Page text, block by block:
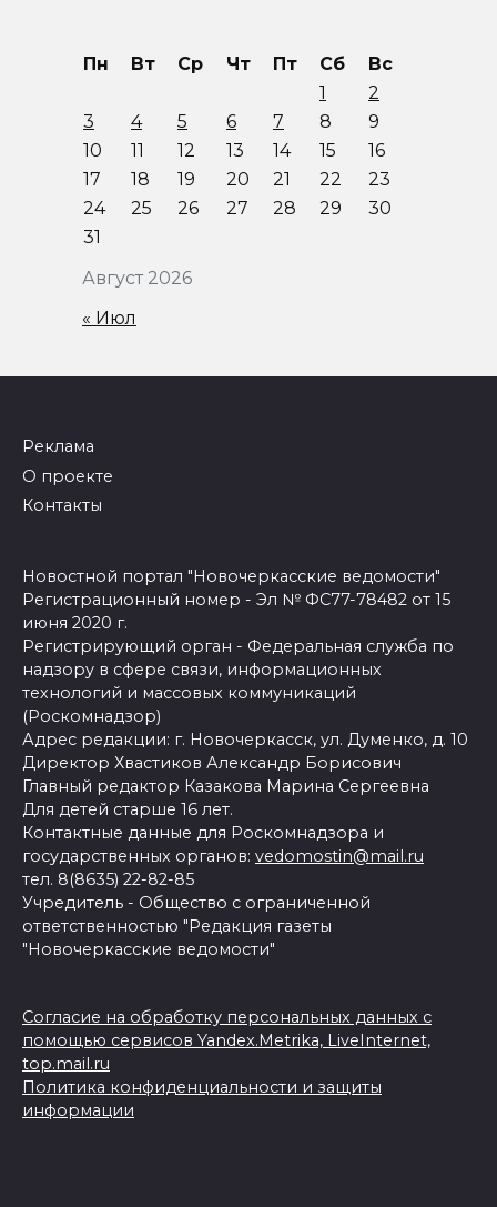
Август 2026
Пн Вт Ср Чт Пт Сб
Вс
1
2
3
4 5 6 7 8
9
10
11 12 13 14 15
16
17
18 19 20 21 22
23
24
25 26 27 28 29
30
31
« Июл
Реклама
О проекте
Контакты
Новостной портал "Новочеркасские ведомости"
Регистрационный номер - Эл № ФС77-78482 от 15
июня 2020 г.
Регистрирующий орган - Федеральная служба по
надзору в сфере связи, информационных
технологий и массовых коммуникаций
(Роскомнадзор)
Адрес редакции: г. Новочеркасск, ул. Думенко, д. 10
Директор Хвастиков Александр Борисович
Главный редактор Казакова Марина Сергеевна
Для детей старше 16 лет.
Контактные данные для Роскомнадзора и
государственных органов: vedomostin@mail.ru
тел. 8(8635) 22-82-85
Учредитель - Общество с ограниченной
ответственностью "Редакция газеты
"Новочеркасские ведомости"
Согласие на обработку персональных данных с
помощью сервисов Yandex.Metrika, LiveInternet,
top.mail.ru
Политика конфиденциальности и защиты
информации